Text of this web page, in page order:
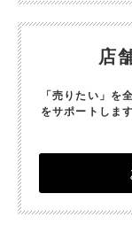
店
「売りたい」を
をサポートします